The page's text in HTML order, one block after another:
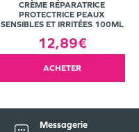
CRÈME RÉPARATRICE
PROTECTRICE PEAUX
SENSIBLES ET IRRITÉES 100ML
12,89€
ACHETER
Messagerie